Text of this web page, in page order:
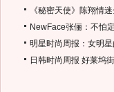
《秘密天使》陈翔情
NewFace张俪：不怕
明星时尚周报：女明
日韩时尚周报 好莱坞